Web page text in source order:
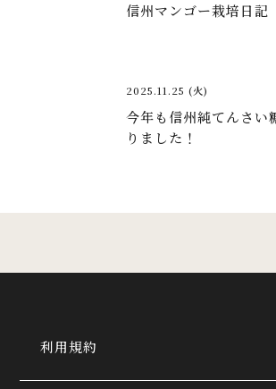
信州マンゴー栽培日記
2025.11.25 (火)
今年も信州純てんさ
りました！
利用規約